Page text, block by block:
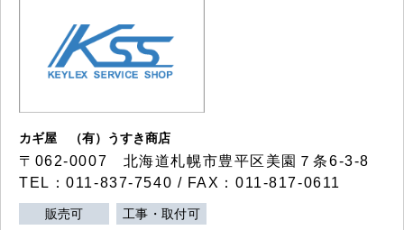
カギ屋 （有）うすき商店
〒062-0007 北海道札幌市豊平区美園７条6-3-8
TEL：011-837-7540 / FAX：011-817-0611
販売可 工事・取付可